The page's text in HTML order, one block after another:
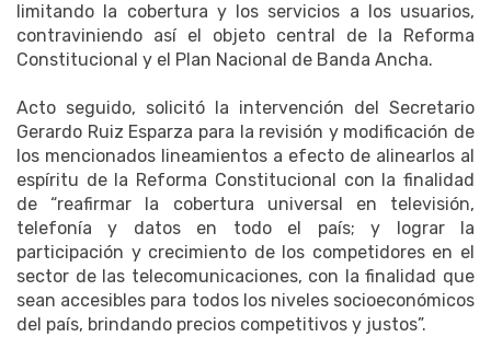
limitando la cobertura y los servicios a los usuarios,
contraviniendo así el objeto central de la Reforma
Constitucional y el Plan Nacional de Banda Ancha.
Acto seguido, solicitó la intervención del Secretario
Gerardo Ruiz Esparza para la revisión y modificación de
los mencionados lineamientos a efecto de alinearlos al
espíritu de la Reforma Constitucional con la finalidad
de “reafirmar la cobertura universal en televisión,
telefonía y datos en todo el país; y lograr la
participación y crecimiento de los competidores en el
sector de las telecomunicaciones, con la finalidad que
sean accesibles para todos los niveles socioeconómicos
del país, brindando precios competitivos y justos”.